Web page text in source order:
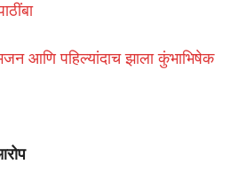
आणि पहिल्यांदाच झाला कुंभाभिषेक